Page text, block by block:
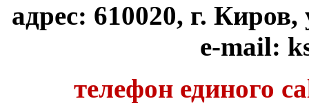
адрес: 610020, г.
e-mail:
телефон единого